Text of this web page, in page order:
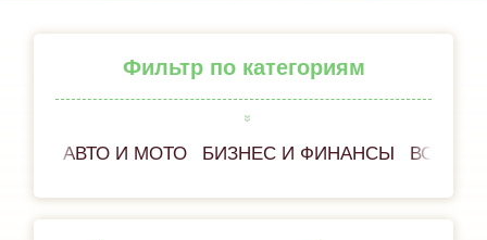
Фильтр по категориям
АВТО И МОТО БИЗНЕС И ФИНАНСЫ ВСЁ